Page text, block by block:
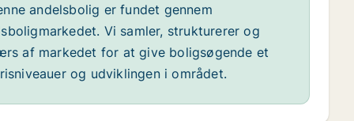
andelsbolig er fundet gennem
Vi samler, strukturerer og
af markedet for at give boligsøgende et
og udviklingen i området.